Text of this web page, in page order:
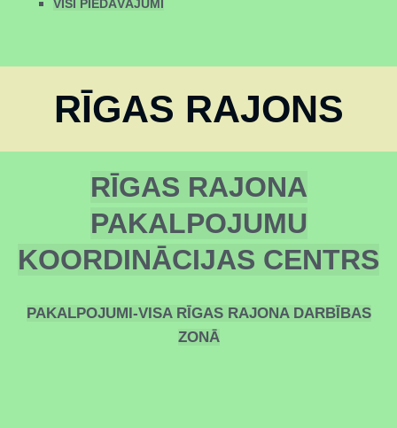
VISI PIEDĀVĀJUMI
RĪGAS RAJONS
RĪGAS RAJONA
PAKALPOJUMU
KOORDINĀCIJAS CENTRS
PAKALPOJUMI-VISA RĪGAS RAJONA DARBĪBAS
ZONĀ